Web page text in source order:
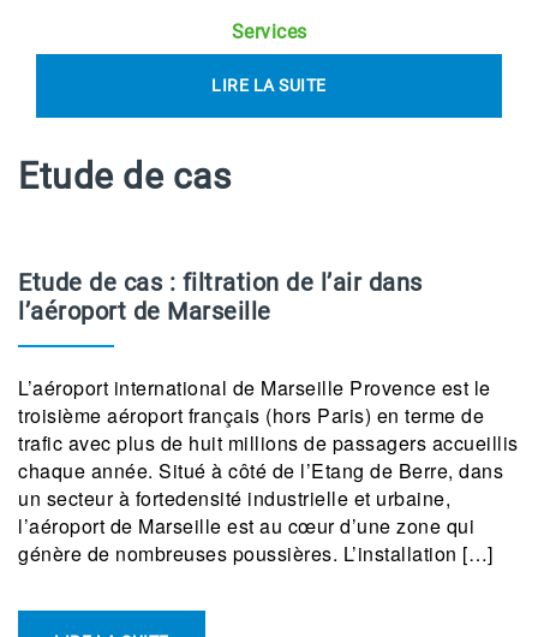
Services
LIRE LA SUITE
Etude de cas
Etude de cas : filtration de l’air dans
l’aéroport de Marseille
L’aéroport international de Marseille Provence est le
troisième aéroport français (hors Paris) en terme de
trafic avec plus de huit millions de passagers accueillis
chaque année. Situé à côté de l’Etang de Berre, dans
un secteur à fortedensité industrielle et urbaine,
l’aéroport de Marseille est au cœur d’une zone qui
génère de nombreuses poussières. L’installation […]